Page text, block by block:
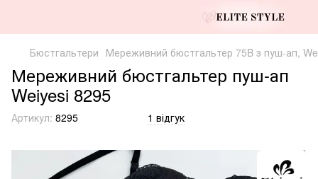
Бюстгальтери Мереживний бюстгальтер 75B з пуш-ап,
Мереживний бюстгальтер пуш-ап
Weiyesi 8295
Артикул: 8295 1 відгук